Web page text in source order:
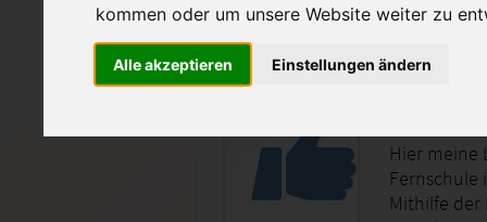
kommen oder um unsere Website weiter zu
Alle akzeptieren Einstellungen ändern
Hier meine
Fernschule
Mithilfe der